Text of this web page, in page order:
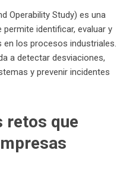
Operability Study) es una
identificar, evaluar y
los procesos industriales.
a detectar desviaciones,
y prevenir incidentes
retos que